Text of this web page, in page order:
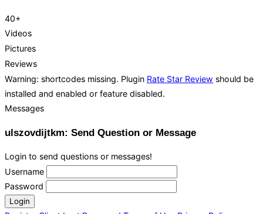
40+
Videos
Pictures
Reviews
Warning: shortcodes missing. Plugin Rate Star Review should be
installed and enabled or feature disabled.
Messages
ulszovdijtkm: Send Question or Message
Login to send questions or messages!
Username
Password
Login